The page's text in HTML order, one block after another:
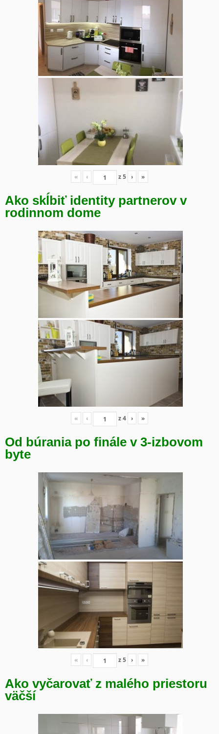
« ‹ z5 › »
Ako skĺbiť identity partnerov v
rodinnom dome
« ‹ z4 › »
Od búrania po finále v 3-izbovom
byte
« ‹ z5 › »
Ako vyčarovať z malého priestoru
väčší